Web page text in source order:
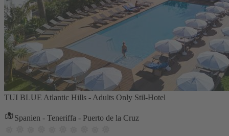
TUI BLUE Atlantic Hills - Adults Only Stil-Hotel
Spanien - Teneriffa - Puerto de la Cruz